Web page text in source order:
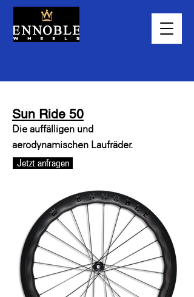
Sun Ride 50
Die auffälligen und
aerodynamischen Laufräder.
Jetzt anfragen